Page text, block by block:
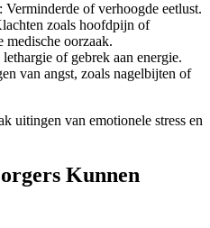
: Verminderde of verhoogde eetlust.
zoals hoofdpijn of
oorzaak.
of gebrek aan energie.
van angst, zoals nagelbijten of
uitingen van emotionele stress en
Kunnen